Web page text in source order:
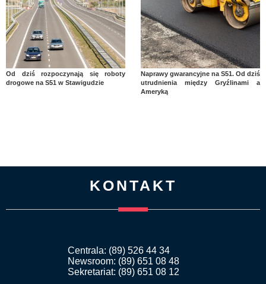
Od dziś rozpoczynają się roboty
drogowe na S51 w Stawigudzie
Naprawy gwarancyjne na S51. Od dziś
utrudnienia między Gryźlinami a
Ameryką
KONTAKT
Centrala: (89) 526 44 34
Newsroom: (89) 651 08 48
Sekretariat: (89) 651 08 12